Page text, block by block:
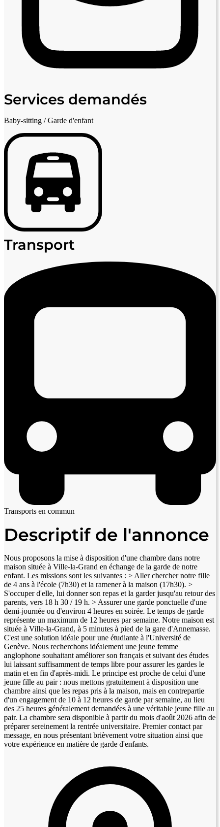
Services demandés
Baby-sitting / Garde d'enfant
Transport
Transports en commun
Descriptif de l'annonce
Nous proposons la mise à disposition d'une chambre dans notre
maison située à Ville-la-Grand en échange de la garde de notre
enfant. Les missions sont les suivantes : > Aller chercher notre fille
de 4 ans à l'école (7h30) et la ramener à la maison (17h30). >
S'occuper d'elle, lui donner son repas et la garder jusqu'au retour des
parents, vers 18 h 30 / 19 h. > Assurer une garde ponctuelle d'une
demi-journée ou d'environ 4 heures en soirée. Le temps de garde
représente un maximum de 12 heures par semaine. Notre maison est
située à Ville-la-Grand, à 5 minutes à pied de la gare d'Annemasse.
C'est une solution idéale pour une étudiante à l'Université de
Genève. Nous recherchons idéalement une jeune femme
anglophone souhaitant améliorer son français et suivant des études
lui laissant suffisamment de temps libre pour assurer les gardes le
matin et en fin d'après-midi. Le principe est proche de celui d'une
jeune fille au pair : nous mettons gratuitement à disposition une
chambre ainsi que les repas pris à la maison, mais en contrepartie
d'un engagement de 10 à 12 heures de garde par semaine, au lieu
des 25 heures généralement demandées à une véritable jeune fille au
pair. La chambre sera disponible à partir du mois d'août 2026 afin de
préparer sereinement la rentrée universitaire. Premier contact par
message, en nous présentant brièvement votre situation ainsi que
votre expérience en matière de garde d'enfants.